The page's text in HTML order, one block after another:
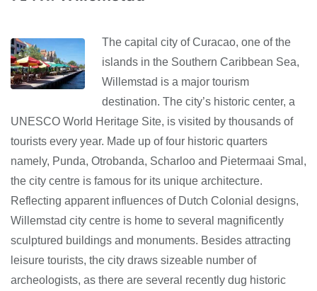
The capital city of Curacao, one of the
islands in the Southern Caribbean Sea,
Willemstad is a major tourism
destination. The city’s historic center, a
UNESCO World Heritage Site, is visited by thousands of
tourists every year. Made up of four historic quarters
namely, Punda, Otrobanda, Scharloo and Pietermaai Smal,
the city centre is famous for its unique architecture.
Reflecting apparent influences of Dutch Colonial designs,
Willemstad city centre is home to several magnificently
sculptured buildings and monuments. Besides attracting
leisure tourists, the city draws sizeable number of
archeologists, as there are several recently dug historic